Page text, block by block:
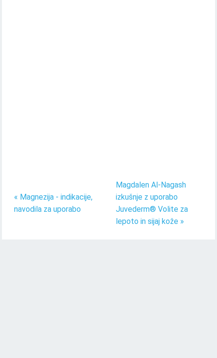
« Magnezija - indikacije,
navodila za uporabo
Magdalen Al-Nagash
izkušnje z uporabo
Juvederm® Volite za
lepoto in sijaj kože »